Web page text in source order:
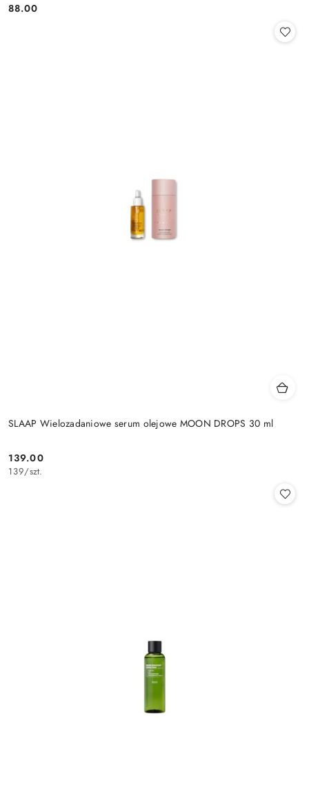
Cena:
88.00
SLAAP Wielozadaniowe serum olejowe MOON DROPS 30 ml
Cena:
139.00
139/szt.